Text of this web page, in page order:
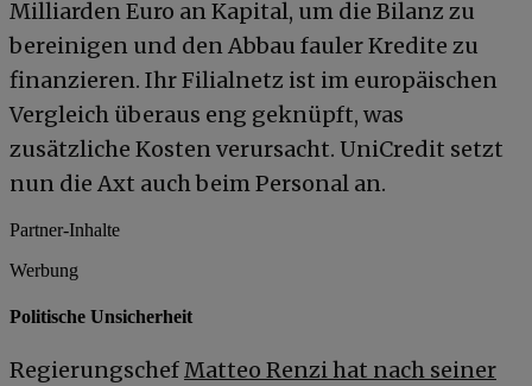
Milliarden Euro an Kapital, um die Bilanz zu
bereinigen und den Abbau fauler Kredite zu
finanzieren. Ihr Filialnetz ist im europäischen
Vergleich überaus eng geknüpft, was
zusätzliche Kosten verursacht. UniCredit setzt
nun die Axt auch beim Personal an.
Partner-Inhalte
Werbung
Politische Unsicherheit
RegierungschefMatteo Renzi hat nach seiner